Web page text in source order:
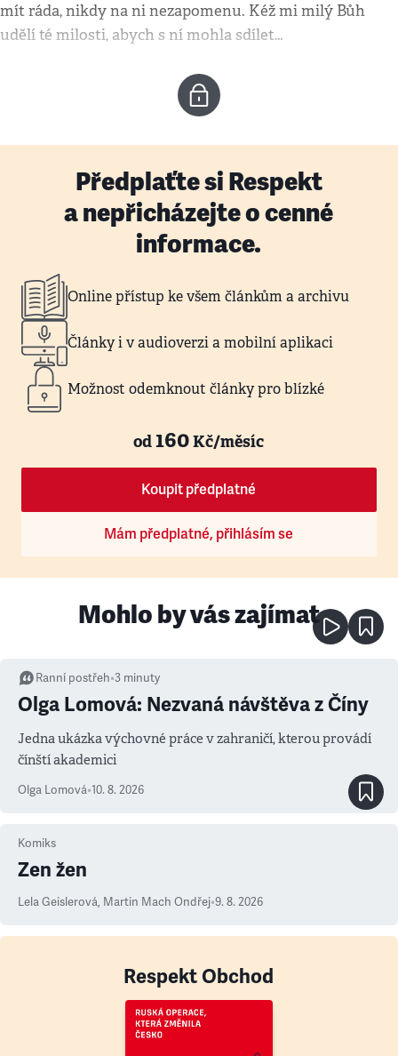
mít ráda, nikdy na ni nezapomenu. Kéž mi milý Bůh
udělí té milosti, abych s ní mohla sdílet…
Předplaťte si Respekt
a nepřicházejte o cenné
informace.
Online přístup ke všem článkům a archivu
Články i v audioverzi a mobilní aplikaci
Možnost odemknout články pro blízké
od160Kč/měsíc
Koupit předplatné
Mám předplatné, přihlásím se
Mohlo by vás zajímat
Ranní postřeh•3 minuty
Olga Lomová: Nezvaná návštěva z Číny
Jedna ukázka výchovné práce v zahraničí, kterou provádí
čínští akademici
Olga Lomová•10. 8. 2026
Komiks
Zen žen
Lela Geislerová, Martin Mach Ondřej•9. 8. 2026
Respekt Obchod